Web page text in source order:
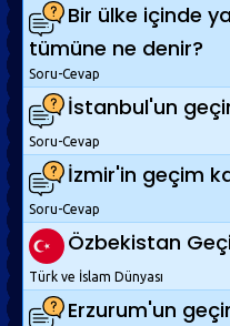
Bir ülke içinde
tümüne ne denir?
Soru-Cevap
İstanbul'un
Soru-Cevap
İzmir'in geçim
Soru-Cevap
Özbekistan
Türk ve İslam Dünyası
Erzurum'un